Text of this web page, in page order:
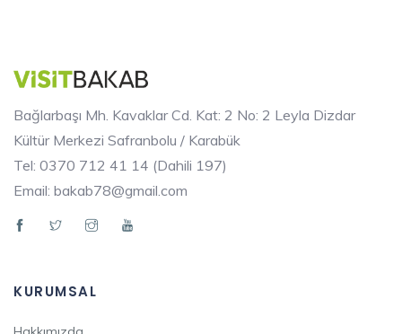
Bağlarbaşı Mh. Kavaklar Cd. Kat: 2 No: 2 Leyla Dizdar
Kültür Merkezi Safranbolu / Karabük
Tel: 0370 712 41 14 (Dahili 197)
Email: bakab78@gmail.com
KURUMSAL